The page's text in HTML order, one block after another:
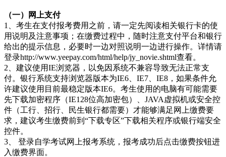
（一）网上支付
1、考生在支付报考费用之前，请一定先阅读相关银行卡的使
用说明及注意事项；在缴费过程中，随时注意支付平台和银行
给出的提示信息，必要时一边对照说明一边进行操作。详情请
登录http://www.yeepay.com/html/help/jy_novie.shtml查看。
2、建议使用IE浏览器，以免因系统不兼容导致无法正常支
付。银行系统支持浏览器版本为IE6、IE7、IE8，如果条件允
许建议使用目前最稳定版本IE6。考生使用的电脑有可能需要
先下载加密程序（IE128位高加密包）、JAVA虚拟机或安全控
件（工行、招行、民生银行都需要）才能够满足网上缴费要
求，建议考生缴费前到“下载专区”下载相关程序或银行端安全
控件。
3、 登录自学考试网上报考系统，报考成功后点击缴费按钮进
入缴费界面。